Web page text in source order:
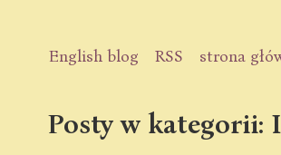
English blog RSS strona
Posty w kategorii: